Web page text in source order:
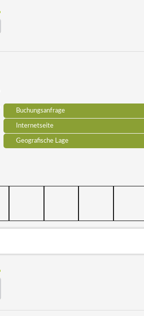
Buchungsanfrage
Internetseite
Geografische Lage